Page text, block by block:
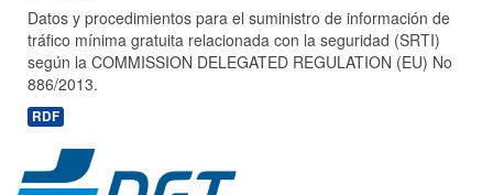
Datos y procedimientos para el suministro de información de
tráfico mínima gratuita relacionada con la seguridad (SRTI)
según la COMMISSION DELEGATED REGULATION (EU) No
886/2013.
RDF